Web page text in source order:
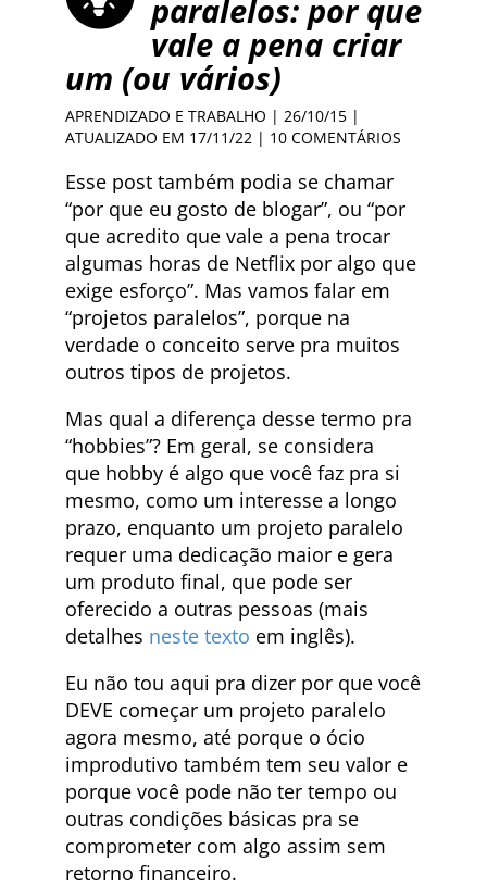
paralelos: por que
vale a pena criar
um (ou vários)
APRENDIZADO E TRABALHO | 26/10/15 |
ATUALIZADO EM 17/11/22 | 10 COMENTÁRIOS
Esse post também podia se chamar
“por que eu gosto de blogar”, ou “por
que acredito que vale a pena trocar
algumas horas de Netflix por algo que
exige esforço”. Mas vamos falar em
“projetos paralelos”, porque na
verdade o conceito serve pra muitos
outros tipos de projetos.
Mas qual a diferença desse termo pra
“hobbies”? Em geral, se considera
que hobby é algo que você faz pra si
mesmo, como um interesse a longo
prazo, enquanto um projeto paralelo
requer uma dedicação maior e gera
um produto final, que pode ser
oferecido a outras pessoas (mais
detalhes neste texto em inglês).
Eu não tou aqui pra dizer por que você
DEVE começar um projeto paralelo
agora mesmo, até porque o ócio
improdutivo também tem seu valor e
porque você pode não ter tempo ou
outras condições básicas pra se
comprometer com algo assim sem
retorno financeiro.